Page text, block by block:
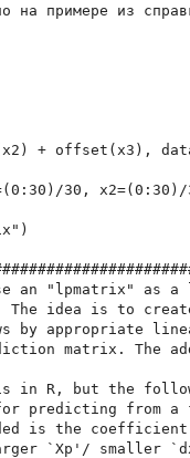
на примере из
+ offset(x3),
30,
an "lpmatrix" as a
The idea is to
by appropriate
matrix. The
in R, but the
for predicting from
is the
`Xp'/ smaller